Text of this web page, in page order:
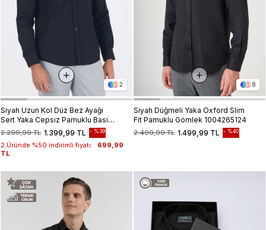
2
Siyah Uzun Kol Düz Bez Ayağı
Sert Yaka Cepsiz Pamuklu Basic
Slim Fit Gömlek 1004250057
1.399,99 TL
2.299,99 TL %39
2.Üründe %50 indirimli fiyatı:
699,99
TL
8
Siyah Düğmeli Yaka Oxford Slim
Fit Pamuklu Gömlek 1004265124
1.499,99 TL
2.499,99 TL %40